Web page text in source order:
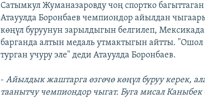
Сатымкул Жуманазаровду чоң спортко
Атауулда Боронбаев чемпиондор айылдан
көңүл буруунун зарылдыгын белгилеп,
барганда алтын медаль утмактыгын айтты.
турган учуру эле" деди Атауулда Боронбаев.
-Айылдык жаштарга өзгөчө көңүл буруу керек,
таанытчу чемпиондор чыгат. Буга мисал